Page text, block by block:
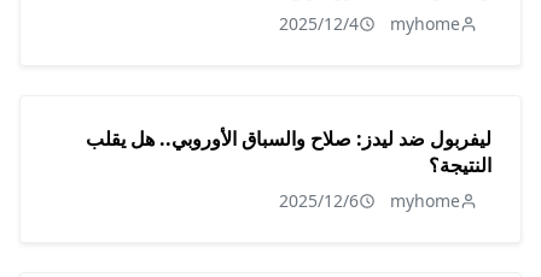
myhome
2025/12/4
ليفربول ضد ليدز: صلاح والسباق الأوروبي.. هل يقلب
النتيجة؟
myhome
2025/12/6